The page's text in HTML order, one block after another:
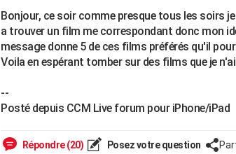
Bonjour, ce soir comme presque tous les soirs
a trouver un film me correspondant donc mon
message donne 5 de ces films préférés qu'il
Voila en espérant tomber sur des films que je
--
Posté depuis CCM Live forum pour iPhone/iPad
Répondre (20) Posez votre question